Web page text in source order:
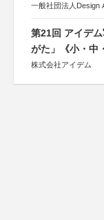
一般社団法人Design
第21回 アイデ
がた」《小・中
株式会社アイデム